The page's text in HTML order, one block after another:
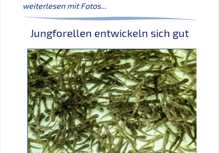
weiterlesen mit Fotos...
Jungforellen entwickeln sich gut